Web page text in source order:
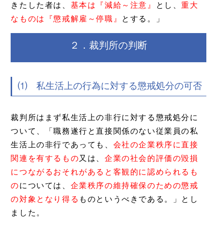
きたした者は、 基本は『減給～注意』 とし、重大
なものは『懲戒解雇～停職』
とする。」
２．裁判所の判断
⑴ 私生活上の行為に対する懲戒処分の可否
裁判所はまず私生活上の非行に対する懲戒処分に
ついて、「職務遂行と直接関係のない従業員の私
生活上の非行であっても、 会社の企業秩序に直接
関連を有するもの又は、企業の社会的評価の毀損
につながるおそれがあると客観的に認められるも
のについては、 企業秩序の維持確保のための懲戒
の対象となり得る ものというべきである。」とし
ました。